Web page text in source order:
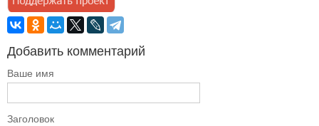
Добавить комментарий
Ваше имя
Заголовок